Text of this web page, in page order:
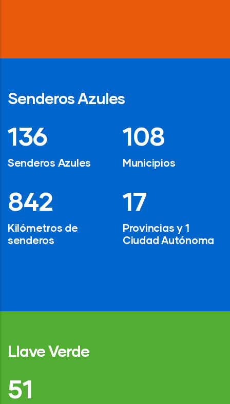
Senderos Azules
194
Senderos Azules
1,200
Kilómetros de
senderos
154
Municipios
24
Provincias y 1
Ciudad Autónoma
Llave Verde
77